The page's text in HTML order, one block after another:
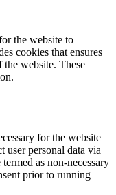
the website to
cookies that ensures
the website. These
for the website
user personal data via
as non-necessary
prior to running